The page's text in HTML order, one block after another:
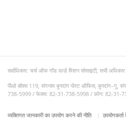
सर्वाधिकार: चर्च ऑफ गॉड वर्ल्ड मिशन सोसाइटी, सभी अधिकार
पीओ बॉक्स 119, संगनाम बुनदांग पोस्ट ऑफिस, बुनदांग–गु,
738-5999 / फेक्स: 82-31-738-5998 / फ़ोन: 82-31-
व्यक्तिगत जानकारी का उपयोग करने की नीति